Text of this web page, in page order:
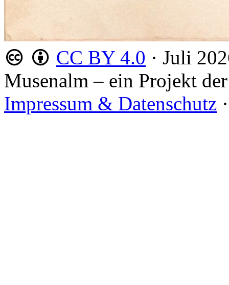
CC BY 4.0 · Juli
Musenalm – ein Projekt der
Impressum & Datenschutz ·